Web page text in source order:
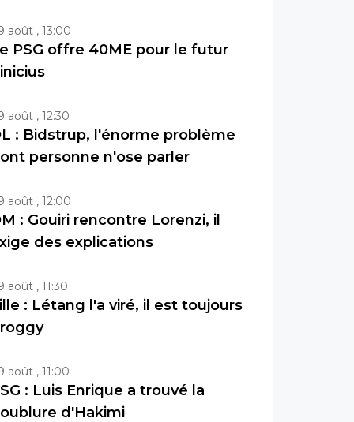
août , 13:00
PSG offre 40ME pour le futur
août , 12:30
: Bidstrup, l'énorme problème
personne n'ose parler
août , 12:00
: Gouiri rencontre Lorenzi, il
des explications
août , 11:30
: Létang l'a viré, il est toujours
août , 11:00
: Luis Enrique a trouvé la
d'Hakimi